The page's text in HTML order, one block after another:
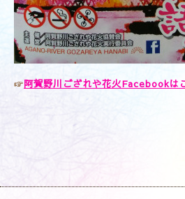
☞阿賀野川ござれや花火Facebookは